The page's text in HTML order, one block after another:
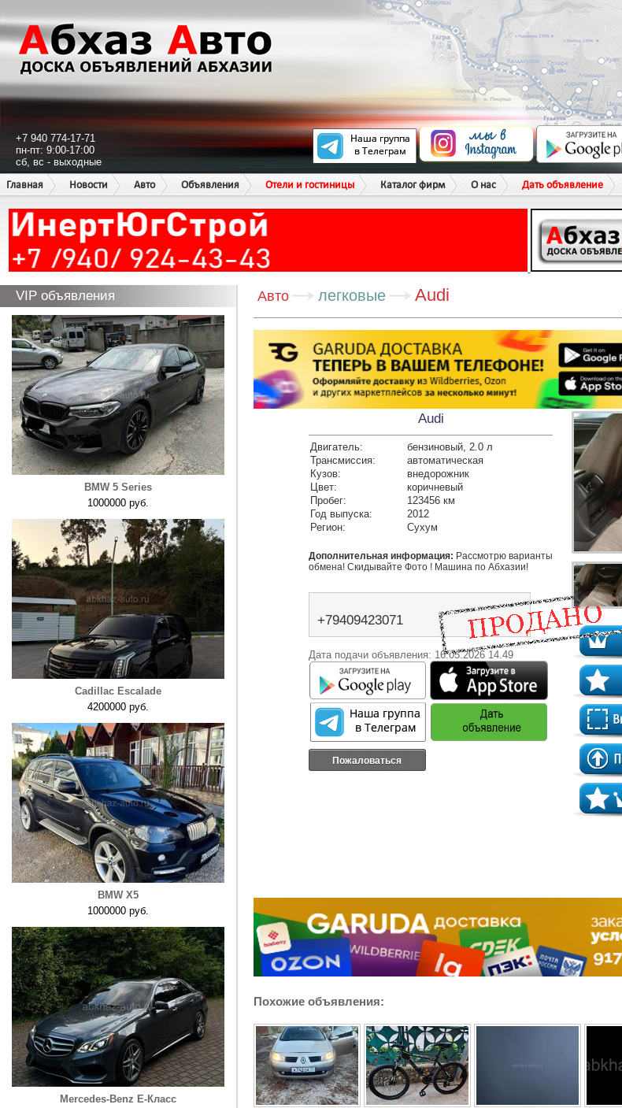
+7 940 774-17-71
пн-пт: 9:00-17:00
сб, вс - выходные
Главная
Новости Авто Объявления Отели и гостиницы Каталог фирм О нас Дать объявление
VIP объявления
BMW 5 Series
1000000 руб.
Cadillac Escalade
4200000 руб.
BMW X5
1000000 руб.
Mercedes-Benz E-Класс
Авто легковые Audi
Audi
Двигатель:
бензиновый, 2.0 л
Трансмиссия:
автоматическая
Кузов:
внедорожник
Цвет:
коричневый
Пробег:
123456 км
Год выпуска:
2012
Регион:
Сухум
Дополнительная информация: Рассмотрю варианты
обмена! Скидывайте Фото ! Машина по Абхазии!
+79409423071
Дата подачи объявления: 16.05.2026 14.49
Пожаловаться
Похожие объявления: